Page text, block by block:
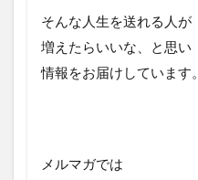
そんな人生を送れる人が
増えたらいいな、と思い
情報をお届けしています。
メルマガでは